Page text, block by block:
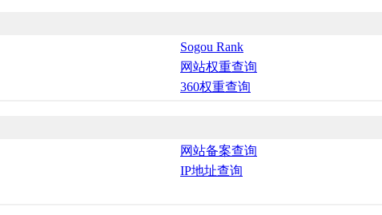
Sogou Rank
网站权重查询
360权重查询
网站备案查询
IP地址查询